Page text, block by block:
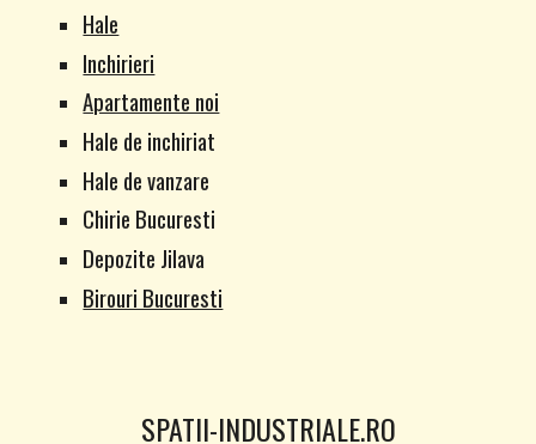
Hale
Inchirieri
Apartamente noi
Hale de inchiriat
Hale de vanzare
Chirie Bucuresti
Depozite Jilava
Birouri Bucuresti
SPATII-INDUSTRIALE.RO